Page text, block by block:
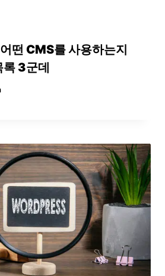
떤 CMS를 사용하는지
3군데